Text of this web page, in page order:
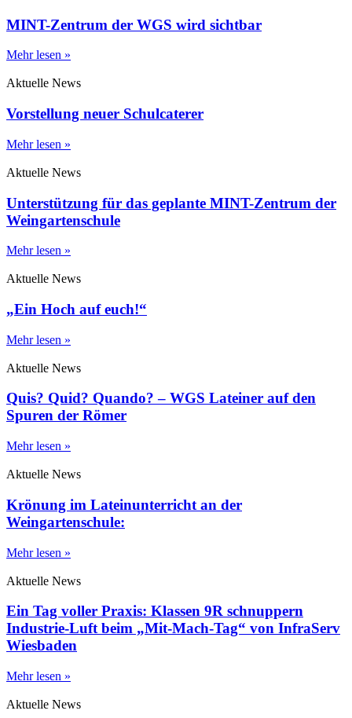
MINT-Zentrum der WGS wird sichtbar
Mehr lesen »
Aktuelle News
Vorstellung neuer Schulcaterer
Mehr lesen »
Aktuelle News
Unterstützung für das geplante MINT-Zentrum der
Weingartenschule
Mehr lesen »
Aktuelle News
„Ein Hoch auf euch!“
Mehr lesen »
Aktuelle News
Quis? Quid? Quando? – WGS Lateiner auf den
Spuren der Römer
Mehr lesen »
Aktuelle News
Krönung im Lateinunterricht an der
Weingartenschule:
Mehr lesen »
Aktuelle News
Ein Tag voller Praxis: Klassen 9R schnuppern
Industrie-Luft beim „Mit-Mach-Tag“ von InfraServ
Wiesbaden
Mehr lesen »
Aktuelle News